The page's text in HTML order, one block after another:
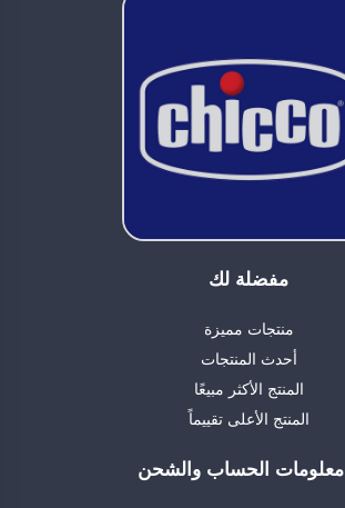
مفضلة لك
منتجات مميزة
أحدث المنتجات
المنتج الأكثر مبيعًا
المنتج الأعلى تقييماً
معلومات الحساب والشحن